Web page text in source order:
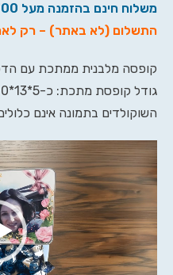
משלוח חינם בהזמנה מעל 700 ש”ח.
התשלום (לא באתר) – רק
קופסה מלבנית ממתכת עם
גודל קופסת מתכת: כ-5*13*20 ס"מ.
השוקולדים בתמונה אינם
נגן
וידאו